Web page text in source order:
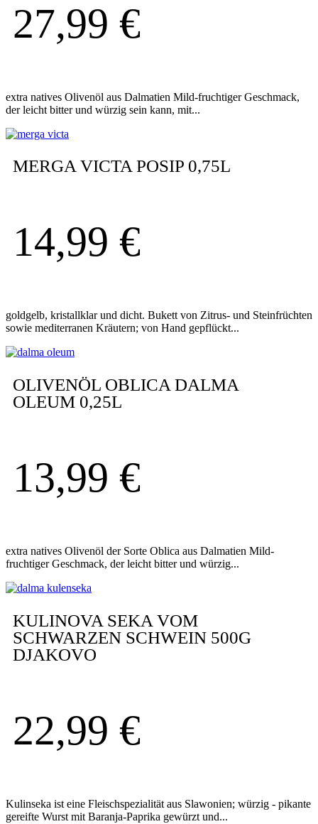
27,99 €
extra natives Olivenöl aus Dalmatien Mild-fruchtiger Geschmack,
der leicht bitter und würzig sein kann, mit...
MERGA VICTA POSIP 0,75L
14,99 €
goldgelb, kristallklar und dicht. Bukett von Zitrus- und Steinfrüchten
sowie mediterranen Kräutern; von Hand gepflückt...
OLIVENÖL OBLICA DALMA
OLEUM 0,25L
13,99 €
extra natives Olivenöl der Sorte Oblica aus Dalmatien Mild-
fruchtiger Geschmack, der leicht bitter und würzig...
KULINOVA SEKA VOM
SCHWARZEN SCHWEIN 500G
DJAKOVO
22,99 €
Kulinseka ist eine Fleischspezialität aus Slawonien; würzig - pikante
gereifte Wurst mit Baranja-Paprika gewürzt und...